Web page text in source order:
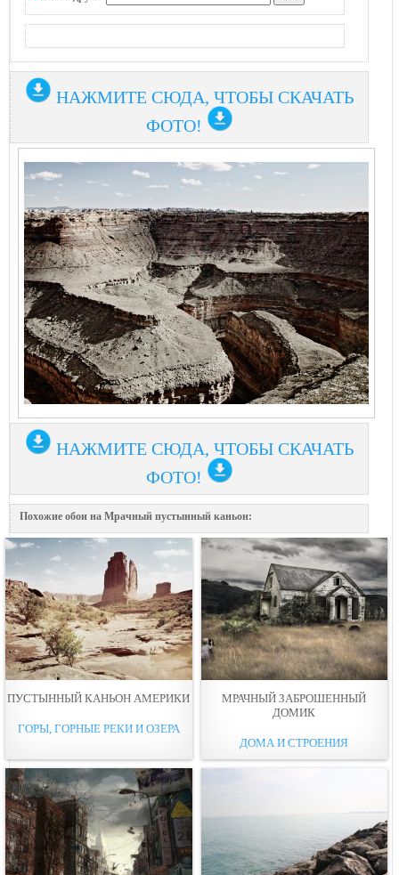
НАЖМИТЕ СЮДА, ЧТОБЫ СКАЧАТЬ
ФОТО!
НАЖМИТЕ СЮДА, ЧТОБЫ СКАЧАТЬ
ФОТО!
Похожие обои на Мрачный пустынный каньон:
ПУСТЫННЫЙ КАНЬОН АМЕРИКИ
ГОРЫ, ГОРНЫЕ РЕКИ И ОЗЕРА
МРАЧНЫЙ ЗАБРОШЕННЫЙ
ДОМИК
ДОМА И СТРОЕНИЯ